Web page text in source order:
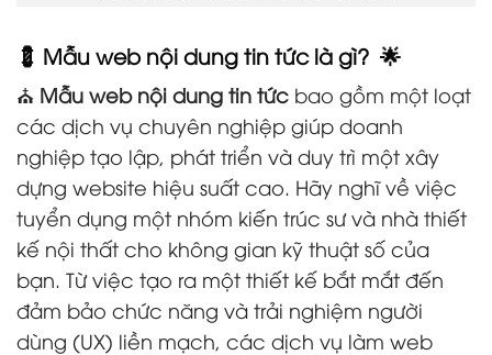
💈 Mẫu web nội dung tin tứclà gì? 🌟
⛪ Mẫu web nội dung tin tức bao gồm một loạt
các dịch vụ chuyên nghiệp giúp doanh
nghiệp tạo lập, phát triển và duy trì một xây
dựng website hiệu suất cao. Hãy nghĩ về việc
tuyển dụng một nhóm kiến trúc sư và nhà thiết
kế nội thất cho không gian kỹ thuật số của
bạn. Từ việc tạo ra một thiết kế bắt mắt đến
đảm bảo chức năng và trải nghiệm người
dùng (UX) liền mạch, các dịch vụ làm web